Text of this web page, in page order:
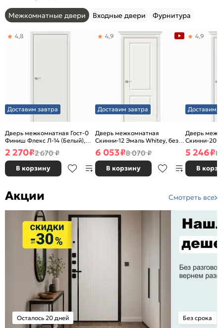
Межкомнатные двери Входные двери Фурнитура
Доставим завтра
Дверь межкомнатная Гост-0
Финиш Флекс Л-14 (Белый),
глухая, каркасно-щитовая
4,8
2 270₽2 670 ₽
В корзину
Доставим завтра
Дверь межкомнатная
Скинни-12 Эмаль Whitey, без
декора, глухая, без стекла,
без кромки, скиновая
4,9
6 053₽8 070 ₽
В корзину
Доставим
Дверь
Скинни-20
декора,
без кромки,
4,9
5 246₽8
В
Акции Смотреть все
Осталось 20 дней Без срока